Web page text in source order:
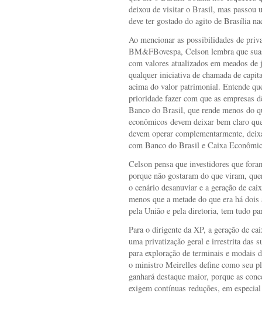
deixou de visitar o Brasil, mas passou
deve ter gostado do agito de Brasília
Ao mencionar as possibilidades de
BM&FBovespa, Celson lembra que
com valores atualizados em meados
qualquer iniciativa de chamada de
acima do valor patrimonial. Entende
prioridade fazer com que as empresas
Banco do Brasil, que rende menos do
econômicos devem deixar bem claro
devem operar complementarmente,
com Banco do Brasil e Caixa
Celson pensa que investidores que
porque não gostaram do que viram,
o cenário desanuviar e a geração de
menos que a metade do que era há
pela União e pela diretoria, tem tudo
Para o dirigente da XP, a geração de
uma privatização geral e irrestrita das
para exploração de terminais e modais
o ministro Meirelles define como seu
ganhará destaque maior, porque as
exigem contínuas reduções, em